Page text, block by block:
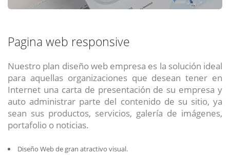
Pagina web responsive
Nuestro plan diseño web empresa es la solución ideal
para aquellas organizaciones que desean tener en
Internet una carta de presentación de su empresa y
auto administrar parte del contenido de su sitio, ya
sean sus productos, servicios, galería de imágenes,
portafolio o noticias.
Diseño Web de gran atractivo visual.